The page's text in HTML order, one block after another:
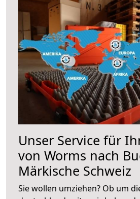
Unser Service für
von Worms nach
Märkische Schweiz
Sie wollen umziehen? Ob um